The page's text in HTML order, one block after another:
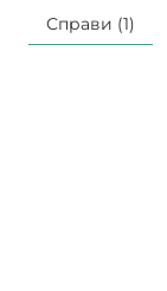
Справи (1)